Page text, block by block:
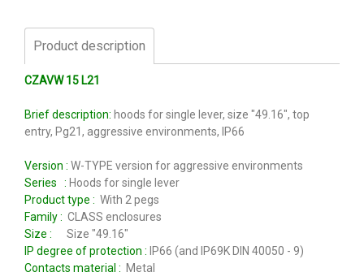
Product description
CZAVW 15 L21
Brief description: hoods for single lever, size "49.16", top
entry, Pg21, aggressive environments, IP66
Version : W-TYPE version for aggressive environments
Series : Hoods for single lever
Product type : With 2 pegs
Family : CLASS enclosures
Size : Size "49.16"
IP degree of protection : IP66 (and IP69K DIN 40050 - 9)
Contacts material : Metal